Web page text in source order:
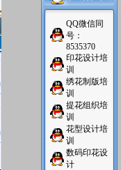
QQ微信同
号：
8535370
印花设计培
训
绣花制版培
训
提花组织培
训
花型设计培
训
数码印花设
计